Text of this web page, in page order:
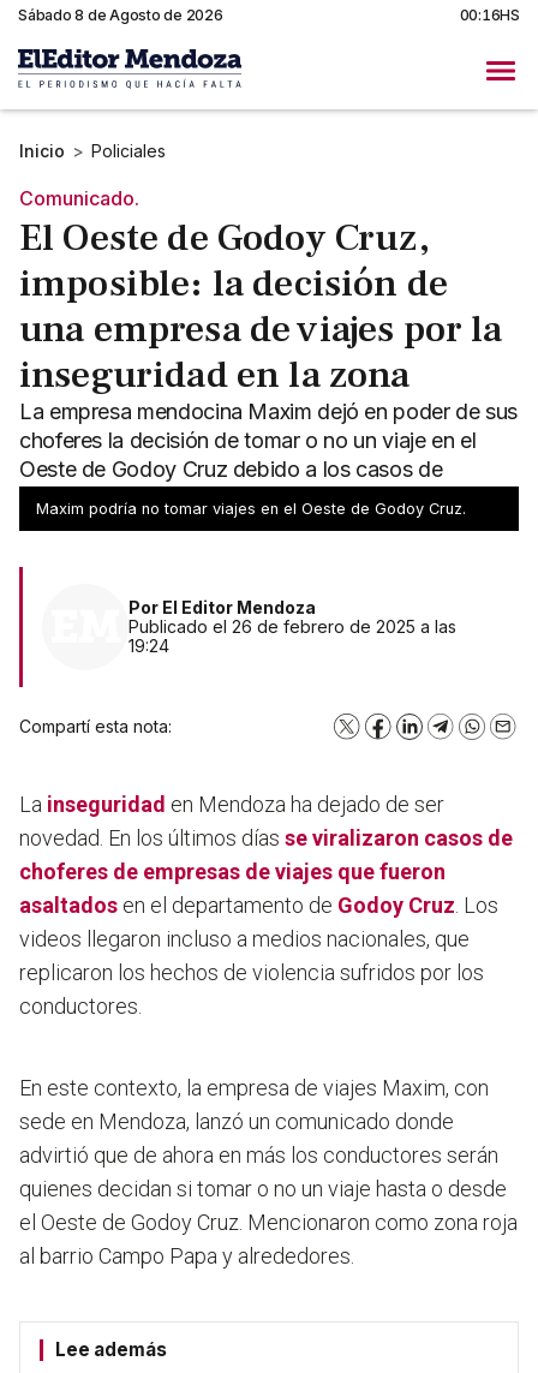
Sábado 8 de Agosto de 2026 00:16HS
Inicio > Policiales
Comunicado.
El Oeste de Godoy Cruz,
imposible: la decisión de
una empresa de viajes por la
inseguridad en la zona
La empresa mendocina Maxim dejó en poder de sus
choferes la decisión de tomar o no un viaje en el
Oeste de Godoy Cruz debido a los casos de
inseguridad.
Maxim podría no tomar viajes en el Oeste de Godoy Cruz.
Por El Editor Mendoza
Publicado el 26 de febrero de 2025 a las
19:24
Compartí esta nota: X Facebook
LinkedInTelegram
La inseguridad en Mendoza ha dejado de ser
novedad. En los últimos días se viralizaron casos de
choferes de empresas de viajes que fueron
asaltados en el departamento de Godoy Cruz . Los
videos llegaron incluso a medios nacionales, que
replicaron los hechos de violencia sufridos por los
conductores.
En este contexto, la empresa de viajes Maxim, con
sede en Mendoza, lanzó un comunicado donde
advirtió que de ahora en más los conductores serán
quienes decidan si tomar o no un viaje hasta o desde
el Oeste de Godoy Cruz. Mencionaron como zona roja
al barrio Campo Papa y alrededores
Lee además